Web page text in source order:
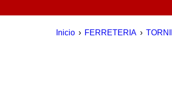
Inicio › FERRETERIA ›